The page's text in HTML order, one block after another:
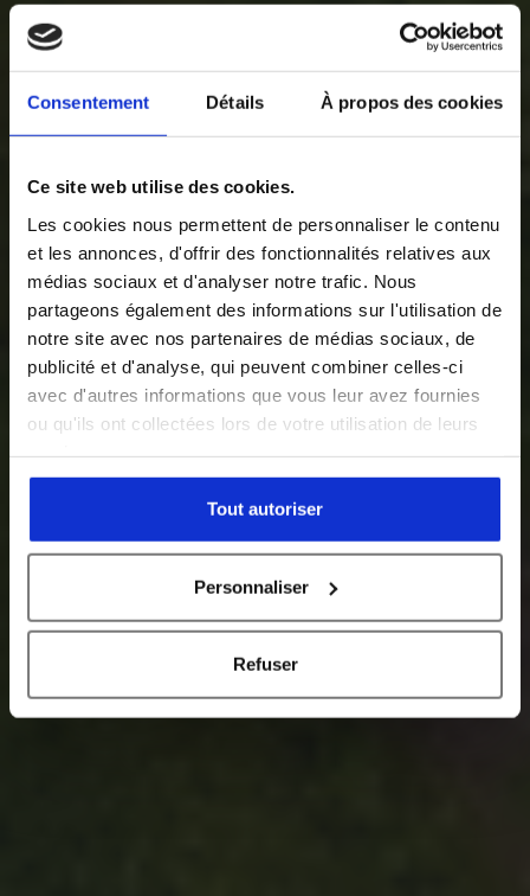
Consentement Détails À propos des cookies
Ce site web utilise des cookies.
Les cookies nous permettent de personnaliser le contenu
et les annonces, d'offrir des fonctionnalités relatives aux
médias sociaux et d'analyser notre trafic. Nous
partageons également des informations sur l'utilisation de
notre site avec nos partenaires de médias sociaux, de
publicité et d'analyse, qui peuvent combiner celles-ci
avec d'autres informations que vous leur avez fournies
ou qu'ils ont collectées lors de votre utilisation de leurs
Tout autoriser
Personnaliser
Refuser
For a sovereign,
high-
performance
and sustainable
industry
The ECM Group is committed to sustainable, low-
carbon and virtuous industry. Its teams design and
manufacture high technology equipment. They
strive to combine the technological challenges of
innovation, manufacturing and decarbonization.
Together, we bring ethical and societal issues to our
company’s raison d’être with the employee’s and